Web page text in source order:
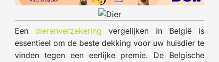
Eendierenverzekering vergelijken in België is
essentieel om de beste dekking voor uw huisdier te
vinden tegen een eerlijke premie. De Belgische